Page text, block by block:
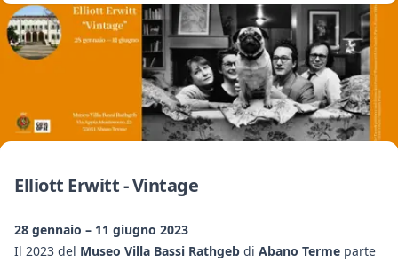
Elliott Erwitt - Vintage
28 gennaio – 11 giugno 2023
Il 2023 del Museo Villa Bassi Rathgeb di Abano Terme parte